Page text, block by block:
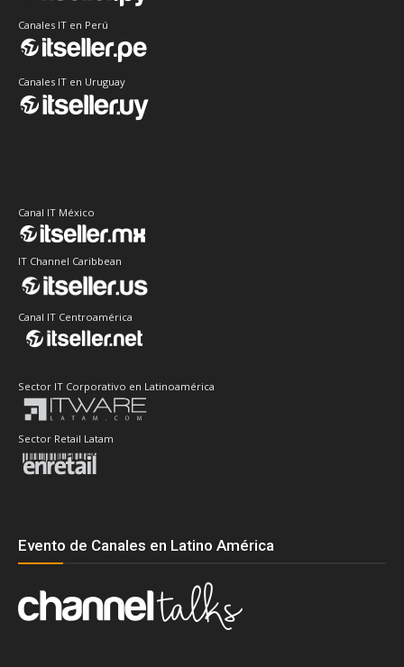
Canales IT en Perú
Canales IT en Uruguay
Canal IT México
IT Channel Caribbean
Canal IT Centroamérica
Sector IT Corporativo en Latinoamérica
Sector Retail Latam
Evento de Canales en Latino América